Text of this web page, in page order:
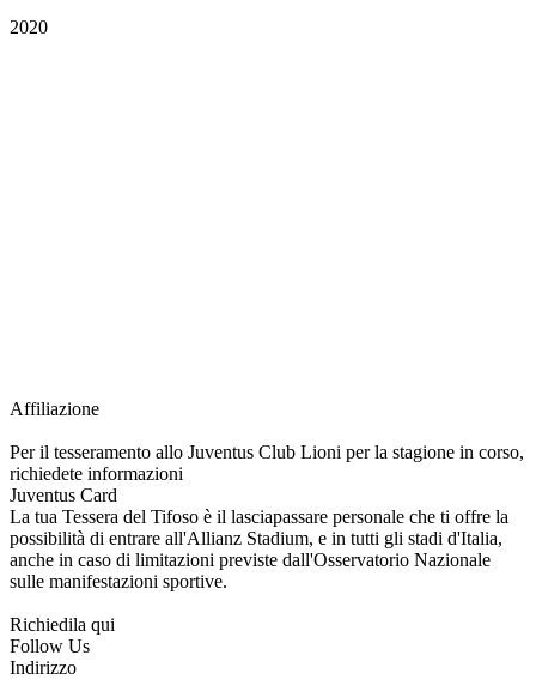
2020
Affiliazione
Per il tesseramento allo Juventus Club Lioni per la stagione in corso,
richiedete informazioni
Juventus Card
La tua Tessera del Tifoso è il lasciapassare personale che ti offre la
possibilità di entrare all'Allianz Stadium, e in tutti gli stadi d'Italia,
anche in caso di limitazioni previste dall'Osservatorio Nazionale
sulle manifestazioni sportive.
Richiedila qui
Follow Us
Indirizzo